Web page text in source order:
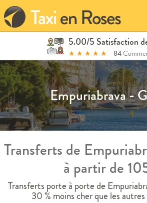
Skip
to
navigation
Skip
5.00/5 Satisfaction
★ ★ ★ ★ ★ 84
Empuriabrava -
Transferts de
à partir de
Transferts porte à porte de
30 % moins cher que les